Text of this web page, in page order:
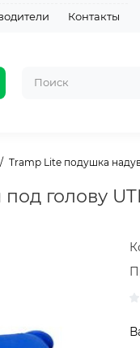
Контакты
Tramp Lite подушка
голову